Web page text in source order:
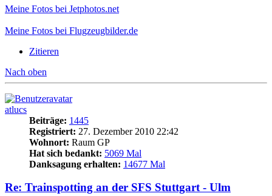
Meine Fotos bei Jetphotos.net
Meine Fotos bei Flugzeugbilder.de
Zitieren
Nach oben
atlucs
Beiträge: 1445
Registriert: 27. Dezember 2010 22:42
Wohnort: Raum GP
Hat sich bedankt: 5069 Mal
Danksagung erhalten: 14677 Mal
Re: Trainspotting an der SFS Stuttgart - Ulm